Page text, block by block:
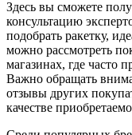
Здесь вы сможете
консультацию
подобрать ракетку,
можно рассмотреть
магазинах, где часто
Важно обращать
отзывы других
качестве